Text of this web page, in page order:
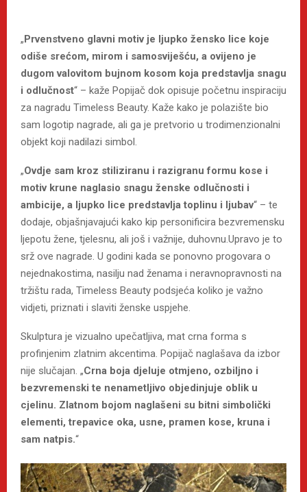
„Prvenstveno glavni motiv je ljupko žensko lice koje
odiše srećom, mirom i samosviješću, a ovijeno je
dugom valovitom bujnom kosom koja predstavlja snagu
i odlučnost“ – kaže Popijač dok opisuje početnu inspiraciju
za nagradu Timeless Beauty. Kaže kako je polazište bio
sam logotip nagrade, ali ga je pretvorio u trodimenzionalni
objekt koji nadilazi simbol.
„Ovdje sam kroz stiliziranu i razigranu formu kose i
motiv krune naglasio snagu ženske odlučnosti i
ambicije, a ljupko lice predstavlja toplinu i ljubav“ – te
dodaje, objašnjavajući kako kip personificira bezvremensku
ljepotu žene, tjelesnu, ali još i važnije, duhovnu.Upravo je to
srž ove nagrade. U godini kada se ponovno progovara o
nejednakostima, nasilju nad ženama i neravnopravnosti na
tržištu rada, Timeless Beauty podsjeća koliko je važno
vidjeti, priznati i slaviti ženske uspjehe.
Skulptura je vizualno upečatljiva, mat crna forma s
profinjenim zlatnim akcentima. Popijač naglašava da izbor
nije slučajan. „Crna boja djeluje otmjeno, ozbiljno i
bezvremenski te nenametljivo objedinjuje oblik u
cjelinu. Zlatnom bojom naglašeni su bitni simbolički
elementi, trepavice oka, usne, pramen kose, kruna i
sam natpis.“